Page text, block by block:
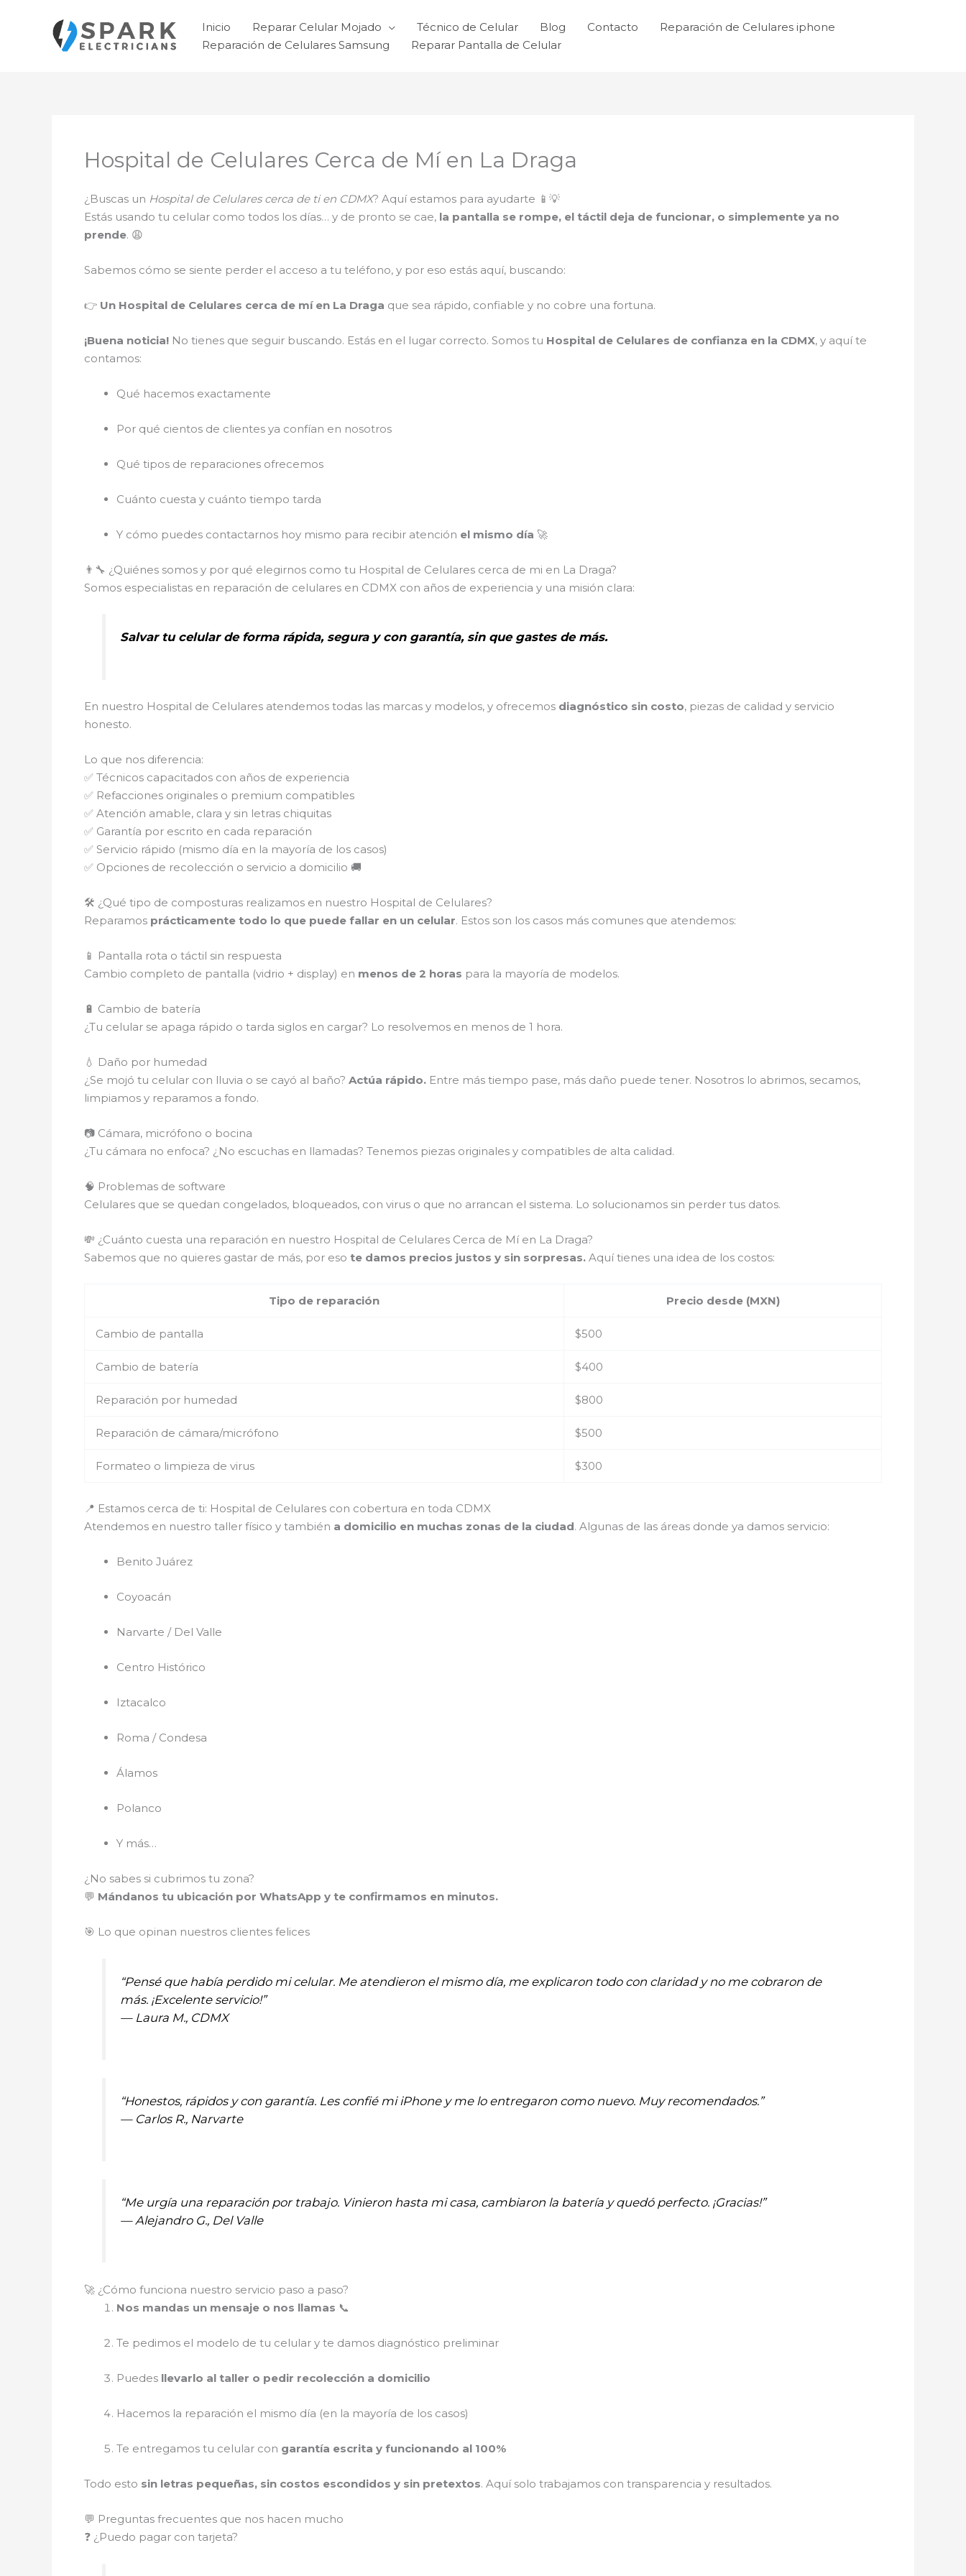
contenido
Inicio Reparar Celular Mojado Técnico de Celular Blog Contacto
Reparación de Celulares iphone
Reparación de Celulares Samsung
Reparar Pantalla de Celular
Hospital de Celulares Cerca de Mí en La Draga
¿Buscas un Hospital de Celulares cerca de ti en CDMX? Aquí estamos para ayudarte 📱💡
Estás usando tu celular como todos los días… y de pronto se cae, la pantalla se rompe, el táctil deja de funcionar, o simplemente ya no
prende. 😩
Sabemos cómo se siente perder el acceso a tu teléfono, y por eso estás aquí, buscando:
👉 Un Hospital de Celulares cerca de mí en La Draga que sea rápido, confiable y no cobre una fortuna.
¡Buena noticia! No tienes que seguir buscando. Estás en el lugar correcto. Somos tu Hospital de Celulares de confianza en la CDMX, y aquí te
contamos:
Qué hacemos exactamente
Por qué cientos de clientes ya confían en nosotros
Qué tipos de reparaciones ofrecemos
Cuánto cuesta y cuánto tiempo tarda
Y cómo puedes contactarnos hoy mismo para recibir atención el mismo día 🚀
👨‍🔧 ¿Quiénes somos y por qué elegirnos como tu Hospital de Celulares cerca de mi en La Draga?
Somos especialistas en reparación de celulares en CDMX con años de experiencia y una misión clara:
Salvar tu celular de forma rápida, segura y con garantía, sin que gastes de más.
En nuestro Hospital de Celulares atendemos todas las marcas y modelos, y ofrecemos diagnóstico sin costo, piezas de calidad y servicio
honesto.
Lo que nos diferencia:
✅ Técnicos capacitados con años de experiencia
✅ Refacciones originales o premium compatibles
✅ Atención amable, clara y sin letras chiquitas
✅ Garantía por escrito en cada reparación
✅ Servicio rápido (mismo día en la mayoría de los casos)
✅ Opciones de recolección o servicio a domicilio 🚚
🛠️ ¿Qué tipo de composturas realizamos en nuestro Hospital de Celulares?
Reparamos prácticamente todo lo que puede fallar en un celular. Estos son los casos más comunes que atendemos:
📱 Pantalla rota o táctil sin respuesta
Cambio completo de pantalla (vidrio + display) en menos de 2 horas para la mayoría de modelos.
🔋 Cambio de batería
¿Tu celular se apaga rápido o tarda siglos en cargar? Lo resolvemos en menos de 1 hora.
💧 Daño por humedad
¿Se mojó tu celular con lluvia o se cayó al baño? Actúa rápido. Entre más tiempo pase, más daño puede tener. Nosotros lo abrimos, secamos,
limpiamos y reparamos a fondo.
📷 Cámara, micrófono o bocina
¿Tu cámara no enfoca? ¿No escuchas en llamadas? Tenemos piezas originales y compatibles de alta calidad.
🧠 Problemas de software
Celulares que se quedan congelados, bloqueados, con virus o que no arrancan el sistema. Lo solucionamos sin perder tus datos.
💸 ¿Cuánto cuesta una reparación en nuestro Hospital de Celulares Cerca de Mí en La Draga?
Sabemos que no quieres gastar de más, por eso te damos precios justos y sin sorpresas. Aquí tienes una idea de los costos:
Tipo de reparación Precio desde (MXN)
Cambio de pantalla $500
Cambio de batería $400
Reparación por humedad $800
Reparación de cámara/micrófono $500
Formateo o limpieza de virus $300
📍 Estamos cerca de ti: Hospital de Celulares con cobertura en toda CDMX
Atendemos en nuestro taller físico y también a domicilio en muchas zonas de la ciudad. Algunas de las áreas donde ya damos servicio:
Benito Juárez
Coyoacán
Narvarte / Del Valle
Centro Histórico
Iztacalco
Roma / Condesa
Álamos
Polanco
Y más…
¿No sabes si cubrimos tu zona?
💬 Mándanos tu ubicación por WhatsApp y te confirmamos en minutos.
🎯 Lo que opinan nuestros clientes felices
“Pensé que había perdido mi celular. Me atendieron el mismo día, me explicaron todo con claridad y no me cobraron de
más. ¡Excelente servicio!”
— Laura M., CDMX
“Honestos, rápidos y con garantía. Les confié mi iPhone y me lo entregaron como nuevo. Muy recomendados.”
— Carlos R., Narvarte
“Me urgía una reparación por trabajo. Vinieron hasta mi casa, cambiaron la batería y quedó perfecto. ¡Gracias!”
— Alejandro G., Del Valle
🚀 ¿Cómo funciona nuestro servicio paso a paso?
Nos mandas un mensaje o nos llamas 📞
Te pedimos el modelo de tu celular y te damos diagnóstico preliminar
Puedes llevarlo al taller o pedir recolección a domicilio
Hacemos la reparación el mismo día (en la mayoría de los casos)
Te entregamos tu celular con garantía escrita y funcionando al 100%
Todo esto sin letras pequeñas, sin costos escondidos y sin pretextos. Aquí solo trabajamos con transparencia y resultados.
💬 Preguntas frecuentes que nos hacen mucho
❓ ¿Puedo pagar con tarjeta?